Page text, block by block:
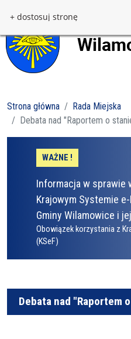
+ dostosuj stronę
Strona główna
Rada Miejska
Debata nad "Raportem o
WAŻNE !
Informacja w sprawie
Krajowym Systemie
Gminy Wilamowice i
Obowiązek korzystania z
(KSeF)
Debata nad "Raportem